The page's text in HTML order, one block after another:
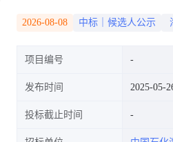
2026-08-08 中标｜候选人公示
项目编号
发布时间 2025-05-
投标截止时间